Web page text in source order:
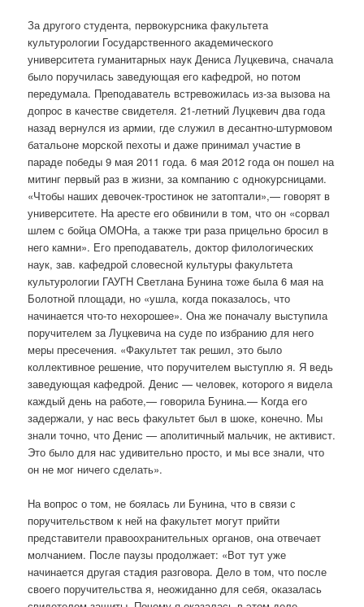
За другого студента, первокурсника факультета
культурологии Государственного академического
университета гуманитарных наук Дениса Луцкевича, сначала
было поручилась заведующая его кафедрой, но потом
передумала. Преподаватель встревожилась из-за вызова на
допрос в качестве свидетеля. 21-летний Луцкевич два года
назад вернулся из армии, где служил в десантно-штурмовом
батальоне морской пехоты и даже принимал участие в
параде победы 9 мая 2011 года. 6 мая 2012 года он пошел на
митинг первый раз в жизни, за компанию с однокурсницами.
«Чтобы наших девочек-тростинок не затоптали»,— говорят в
университете. На аресте его обвинили в том, что он «сорвал
шлем с бойца ОМОНа, а также три раза прицельно бросил в
него камни». Его преподаватель, доктор филологических
наук, зав. кафедрой словесной культуры факультета
культурологии ГАУГН Светлана Бунина тоже была 6 мая на
Болотной площади, но «ушла, когда показалось, что
начинается что-то нехорошее». Она же поначалу выступила
поручителем за Луцкевича на суде по избранию для него
меры пресечения. «Факультет так решил, это было
коллективное решение, что поручителем выступлю я. Я ведь
заведующая кафедрой. Денис — человек, которого я видела
каждый день на работе,— говорила Бунина.— Когда его
задержали, у нас весь факультет был в шоке, конечно. Мы
знали точно, что Денис — аполитичный мальчик, не активист.
Это было для нас удивительно просто, и мы все знали, что
он не мог ничего сделать».
На вопрос о том, не боялась ли Бунина, что в связи с
поручительством к ней на факультет могут прийти
представители правоохранительных органов, она отвечает
молчанием. После паузы продолжает: «Вот тут уже
начинается другая стадия разговора. Дело в том, что после
своего поручительства я, неожиданно для себя, оказалась